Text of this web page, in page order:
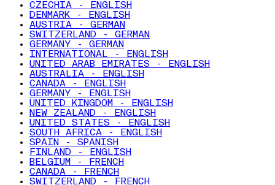
CZECHIA - ENGLISH
DENMARK - ENGLISH
AUSTRIA - GERMAN
SWITZERLAND - GERMAN
GERMANY - GERMAN
INTERNATIONAL - ENGLISH
UNITED ARAB EMIRATES - ENGLISH
AUSTRALIA - ENGLISH
CANADA - ENGLISH
GERMANY - ENGLISH
UNITED KINGDOM - ENGLISH
NEW ZEALAND - ENGLISH
UNITED STATES - ENGLISH
SOUTH AFRICA - ENGLISH
SPAIN - SPANISH
FINLAND - ENGLISH
BELGIUM - FRENCH
CANADA - FRENCH
SWITZERLAND - FRENCH